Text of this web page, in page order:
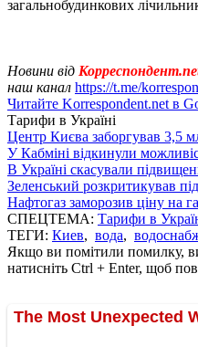
загальнобудинкових
Новини від
наш канал https://t.me/
Читайте Korrespondent.net в
Тарифи в Україні
Центр Києва заборгував 3,5
У Кабміні відкинули
В Україні скасували
Зеленський розкритикував
Нафтогаз заморозив ціну на
СПЕЦТЕМА: Тарифи в
ТЕГИ: Киев, вода,
Якщо ви помітили помилку,
натисніть Ctrl + Enter, щоб